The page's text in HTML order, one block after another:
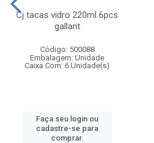
Cj tacas vidro 220ml 6pcs
gallant
Código: 500088
Embalagem: Unidade
Caixa Com: 6 Unidade(s)
Faça seu login ou
cadastre-se para
comprar.